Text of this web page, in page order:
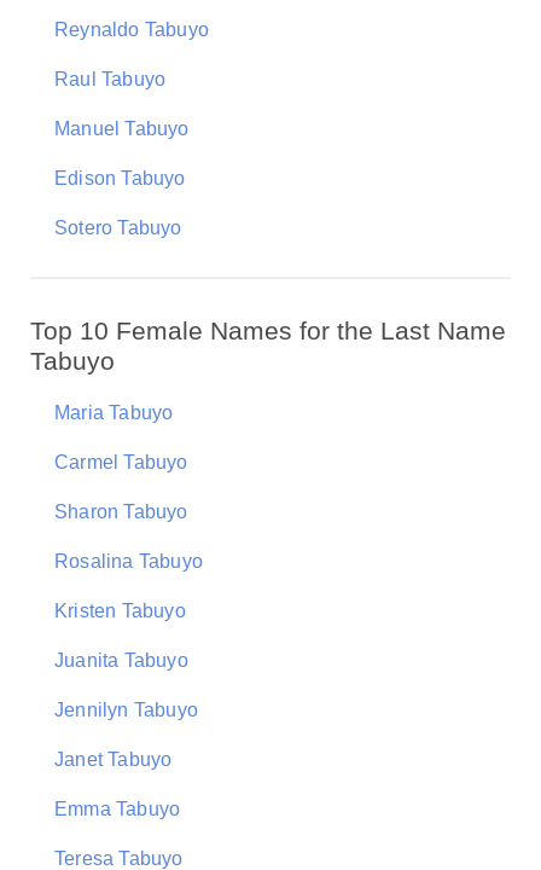
Reynaldo Tabuyo
Raul Tabuyo
Manuel Tabuyo
Edison Tabuyo
Sotero Tabuyo
Top 10 Female Names for the Last Name
Tabuyo
Maria Tabuyo
Carmel Tabuyo
Sharon Tabuyo
Rosalina Tabuyo
Kristen Tabuyo
Juanita Tabuyo
Jennilyn Tabuyo
Janet Tabuyo
Emma Tabuyo
Teresa Tabuyo